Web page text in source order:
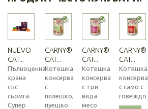
NUEVO
CAT...
Пълноценна
храна
със
сьомга.
Супер
CARNY®
CAT...
Котешка
консерва
с
пилешко,
пуешко
CARNY®
CAT...
Котешка
консерва
с три
вида
месо
CARNY®
CAT...
Котешка
консерва
с само с
говеждо